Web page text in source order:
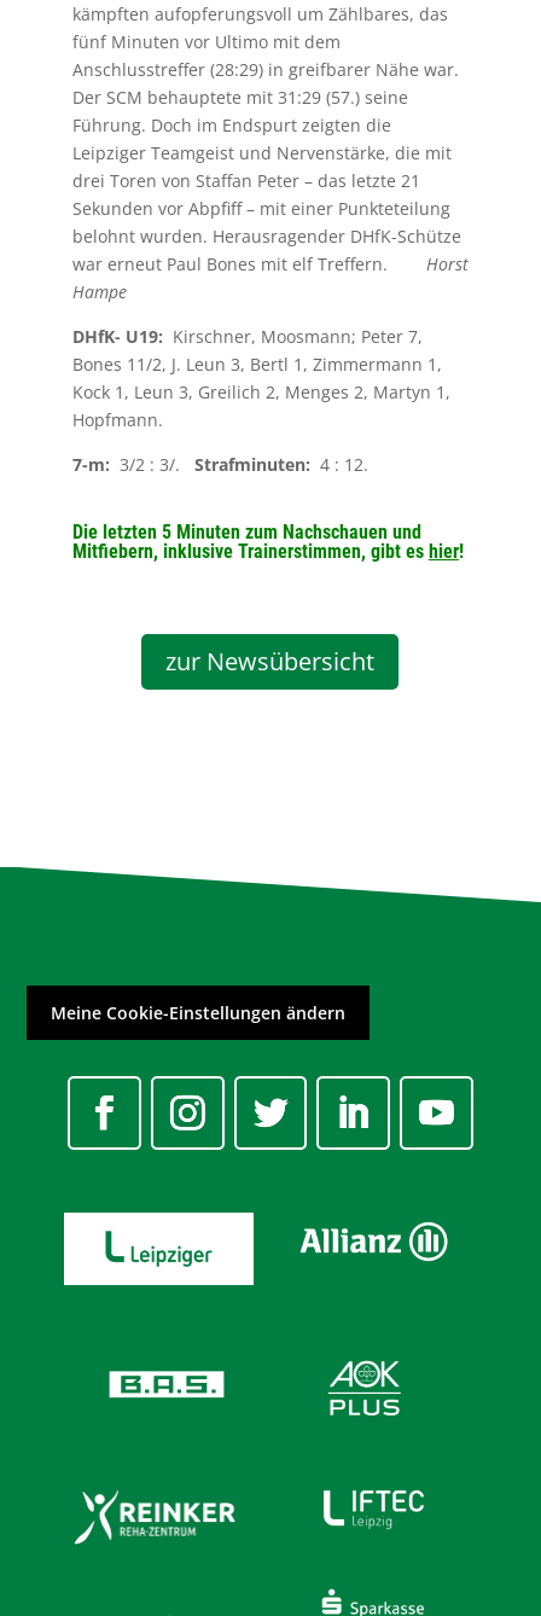
kämpften aufopferungsvoll um Zählbares, das
fünf Minuten vor Ultimo mit dem
Anschlusstreffer (28:29) in greifbarer Nähe war.
Der SCM behauptete mit 31:29 (57.) seine
Führung. Doch im Endspurt zeigten die
Leipziger Teamgeist und Nervenstärke, die mit
drei Toren von Staffan Peter – das letzte 21
Sekunden vor Abpfiff – mit einer Punkteteilung
belohnt wurden. Herausragender DHfK-Schütze
war erneut Paul Bones mit elf Treffern. Horst
Hampe
DHfK- U19: Kirschner, Moosmann; Peter 7,
Bones 11/2, J. Leun 3, Bertl 1, Zimmermann 1,
Kock 1, Leun 3, Greilich 2, Menges 2, Martyn 1,
Hopfmann.
7-m: 3/2 : 3/. Strafminuten: 4 : 12.
Die letzten 5 Minuten zum Nachschauen und
Mitfiebern, inklusive Trainerstimmen, gibt es hier!
zur Newsübersicht
Meine Cookie-Einstellungen ändern